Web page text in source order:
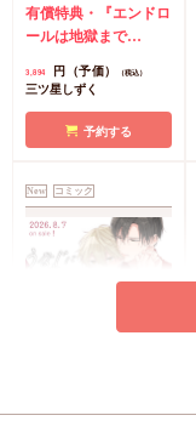
小冊子＋箔押しA5ア
クリルボード】
有償特典・『エンドロ
ールは地獄まで
典・『エンドロールは
しA5アクリルボード
コミコミ特典8P小冊
風A5イラストカード
3,894 円（予価） （税込）
三ツ星しずく
予約する
New コミック
有償特典・『うなじに